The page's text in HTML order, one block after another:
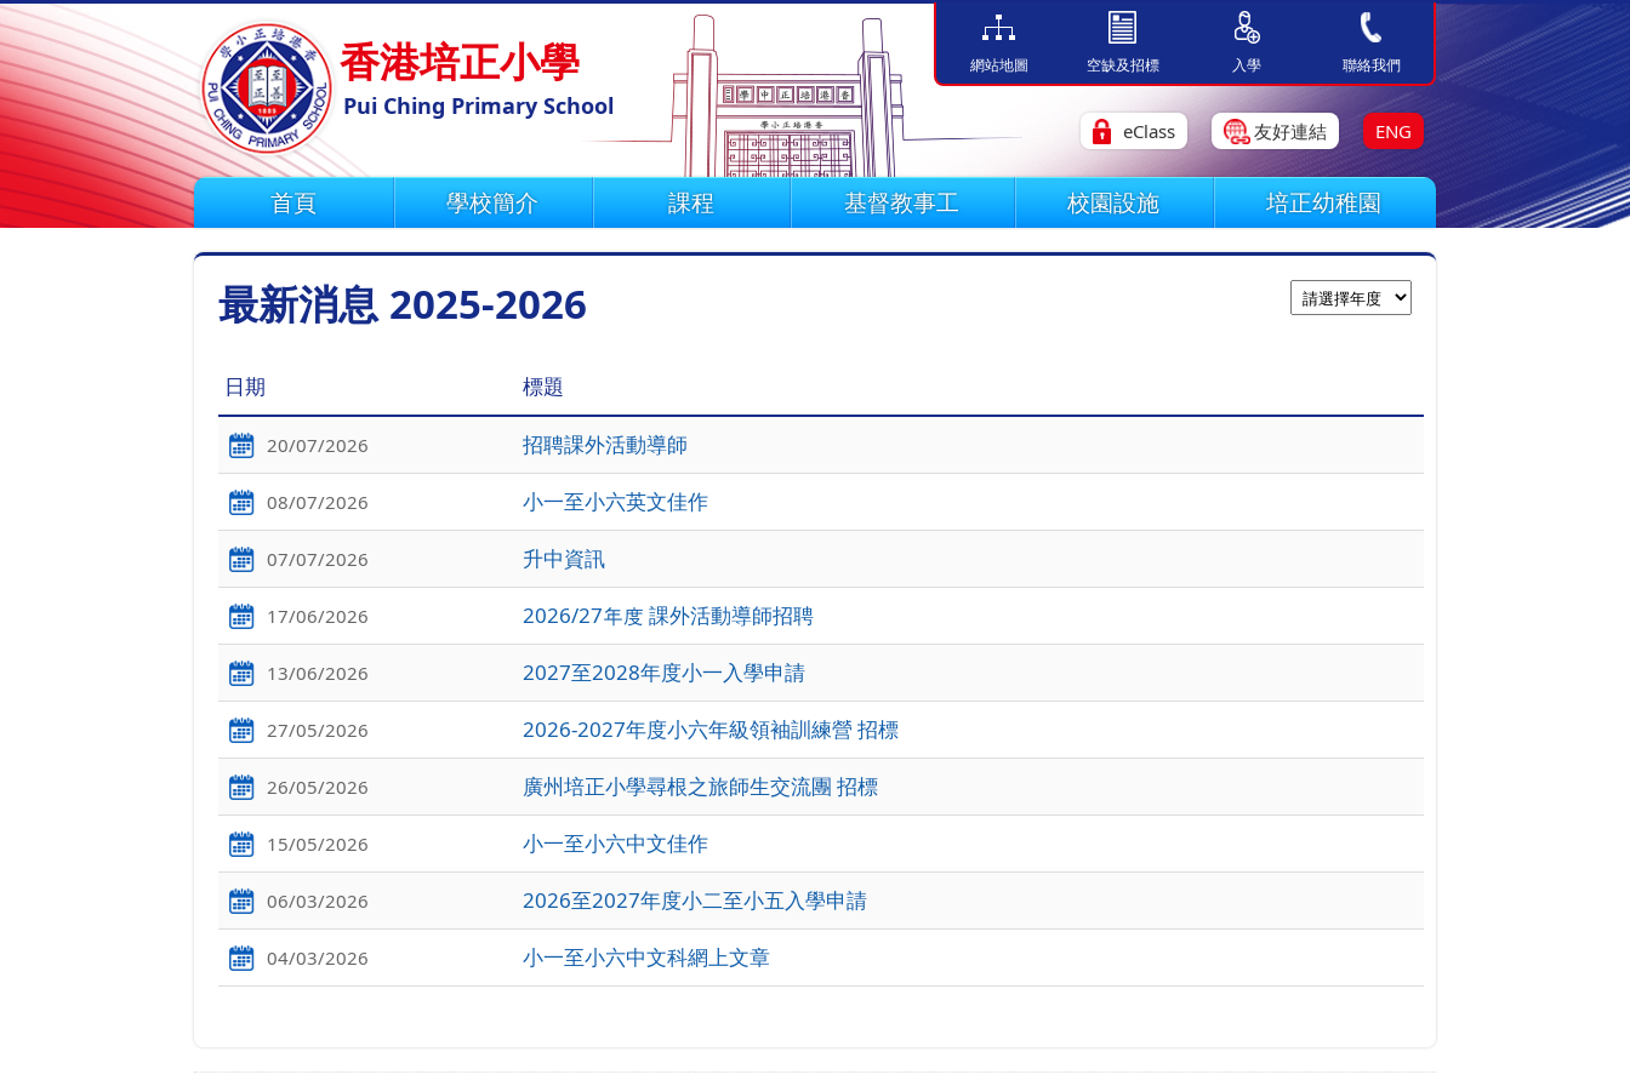
香港培正小學
Pui Ching Primary School
eClass 友好連結 ENG
網站地圖 空缺及招標 入學 聯絡我們
首頁 學校簡介 課程 基督教事工 校園設施 培正幼稚園
最新消息 2025-2026
日期 標題
20/07/2026 招聘課外活動導師
08/07/2026 小一至小六英文佳作
07/07/2026 升中資訊
17/06/2026 2026/27年度 課外活動導師招聘
13/06/2026 2027至2028年度小一入學申請
27/05/2026 2026-2027年度小六年級領袖訓練營 招標
26/05/2026 廣州培正小學尋根之旅師生交流團 招標
15/05/2026 小一至小六中文佳作
06/03/2026 2026至2027年度小二至小五入學申請
04/03/2026 小一至小六中文科網上文章